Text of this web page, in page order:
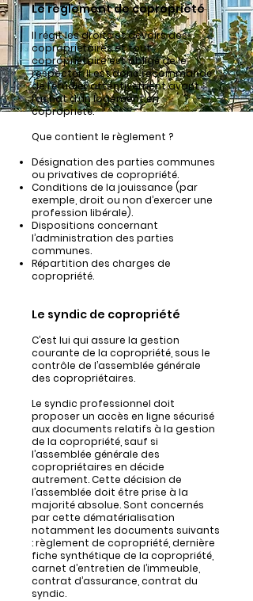
Le règlement de copropriété
Il régit les droits et devoirs des
copropriétaires et tout
copropriétaire est obligé de le
respecter. Il est donc recommandé
de l’étudier attentivement avant
l’achat d’un logement en
copropriété.
Que contient le règlement ?
Désignation des parties communes
ou privatives de copropriété.
Conditions de la jouissance (par
exemple, droit ou non d’exercer une
profession libérale).
Dispositions concernant
l’administration des parties
communes.
Répartition des charges de
copropriété.
Le syndic de copropriété
C’est lui qui assure la gestion
courante de la copropriété, sous le
contrôle de l’assemblée générale
des copropriétaires.
Le syndic professionnel doit
proposer un accès en ligne sécurisé
aux documents relatifs à la gestion
de la copropriété, sauf si
l’assemblée générale des
copropriétaires en décide
autrement. Cette décision de
l’assemblée doit être prise à la
majorité absolue. Sont concernés
par cette dématérialisation
notamment les documents suivants
: règlement de copropriété, dernière
fiche synthétique de la copropriété,
carnet d’entretien de l’immeuble,
contrat d’assurance, contrat du
syndic.